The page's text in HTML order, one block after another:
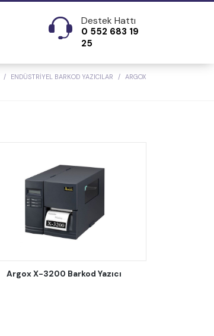
Destek Hattı
0 552 683 19
25
ENDÜSTRİYEL BARKOD YAZICILAR ARGOX
Argox X-3200 Barkod Yazıcı